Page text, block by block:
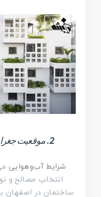
2. موقعیت جغرافیایی و آب‌وهوا (اقلیم)
شرایط آب‌وهوایی
انتخاب مصالح و
ساختمان در اصفهان